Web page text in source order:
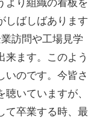
より組織の看板を
しばしばあります
訪問や工場見学
来ます。このよう
いのです。今皆さ
いていますが、
て卒業する時、最